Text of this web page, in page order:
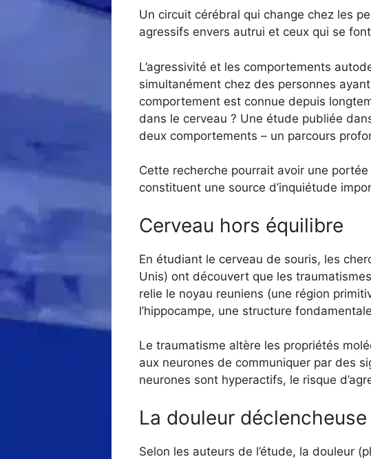
Un circuit cérébral qui change chez les
agressifs envers autrui et ceux qui se
L’agressivité et les comportements
simultanément chez des personnes
comportement est connue depuis
dans le cerveau ? Une étude publiée
deux comportements – un parcours
Cette recherche pourrait avoir une
constituent une source d’inquiétude
Cerveau hors équilibre
En étudiant le cerveau de souris, les
Unis) ont découvert que les
relie le noyau reuniens (une région
l’hippocampe, une structure
Le traumatisme altère les propriétés
aux neurones de communiquer par des
neurones sont hyperactifs, le risque
La douleur déclencheuse
Selon les auteurs de l’étude, la douleur